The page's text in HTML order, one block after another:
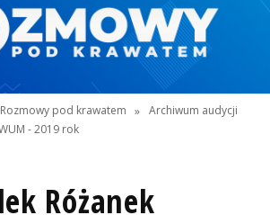
Rozmowy pod krawatem » Archiwum audycji
- 2019 rok
Różanek